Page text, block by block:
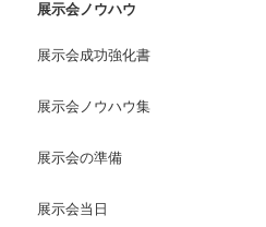
展示会ノウハウ
展示会成功強化書
展示会ノウハウ集
展示会の準備
展示会当日